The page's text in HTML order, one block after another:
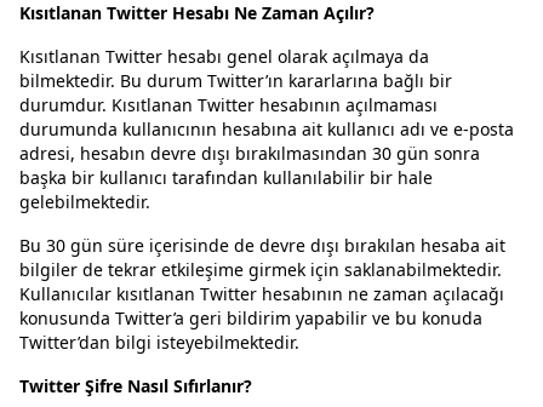
Kısıtlanan Twitter Hesabı Ne Zaman Açılır?
Kısıtlanan Twitter hesabı genel olarak açılmaya da
bilmektedir. Bu durum Twitter’ın kararlarına bağlı bir
durumdur. Kısıtlanan Twitter hesabının açılmaması
durumunda kullanıcının hesabına ait kullanıcı adı ve e-posta
adresi, hesabın devre dışı bırakılmasından 30 gün sonra
başka bir kullanıcı tarafından kullanılabilir bir hale
gelebilmektedir.
Bu 30 gün süre içerisinde de devre dışı bırakılan hesaba ait
bilgiler de tekrar etkileşime girmek için saklanabilmektedir.
Kullanıcılar kısıtlanan Twitter hesabının ne zaman açılacağı
konusunda Twitter’a geri bildirim yapabilir ve bu konuda
Twitter’dan bilgi isteyebilmektedir.
Twitter Şifre Nasıl Sıfırlanır?